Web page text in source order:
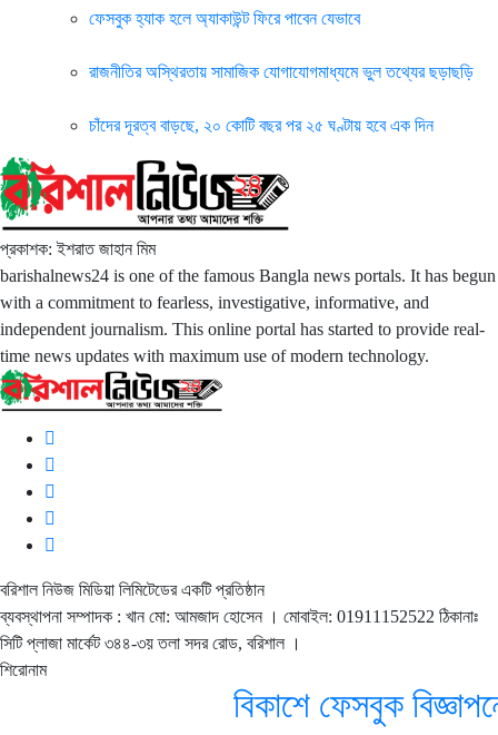
ফেসবুক হ্যাক হলে অ্যাকাউন্ট ফিরে পাবেন যেভাবে
রাজনীতির অস্থিরতায় সামাজিক যোগাযোগমাধ্যমে ভুল তথ্যের ছড়াছড়ি
চাঁদের দূরত্ব বাড়ছে, ২০ কোটি বছর পর ২৫ ঘণ্টায় হবে এক দিন
প্রকাশক: ইশরাত জাহান মিম
barishalnews24 is one of the famous Bangla news portals. It has begun
with a commitment to fearless, investigative, informative, and
independent journalism. This online portal has started to provide real-
time news updates with maximum use of modern technology.
বরিশাল নিউজ মিডিয়া লিমিটেডের একটি প্রতিষ্ঠান
ব্যবস্থাপনা সম্পাদক : খান মো: আমজাদ হোসেন । মোবাইল: 01911152522 ঠিকানাঃ
সিটি প্লাজা মার্কেট ৩৪৪-৩য় তলা সদর রোড, বরিশাল ।
শিরোনাম
বিকাশে ফেসবুক